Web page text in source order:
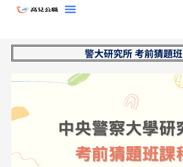
警大研究所 考前猜題班